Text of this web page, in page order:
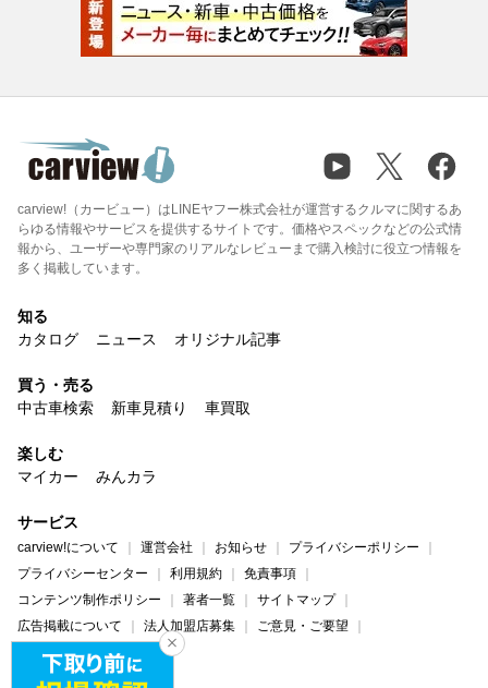
carview!（カービュー）はLINEヤフー株式会社が運営するクルマに関するあ
らゆる情報やサービスを提供するサイトです。価格やスペックなどの公式情
報から、ユーザーや専門家のリアルなレビューまで購入検討に役立つ情報を
多く掲載しています。
知る
カタログ
ニュース オリジナル記事
買う・売る
中古車検索
新車見積り 車買取
楽しむ
マイカー
みんカラ
サービス
carview!について 運営会社 お知らせ
プライバシーポリシー
プライバシーセンター
利用規約
免責事項
コンテンツ制作ポリシー
著者一覧
サイトマップ
広告掲載について
法人加盟店募集
ご意見・ご要望
ヘルプ・お問い合わせ